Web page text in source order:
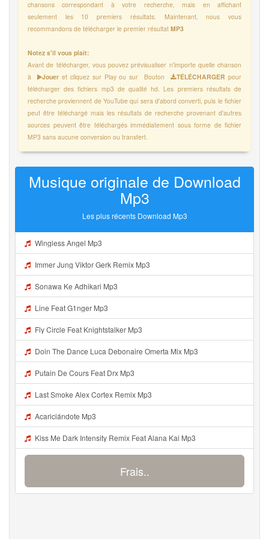
chansons correspondant à votre recherche, mais en affichant
seulement les 10 premiers résultats. Maintenant, nous vous
recommandons de télécharger le premier résultat MP3
Notez s'il vous plaît:
Avant de télécharger, vous pouvez prévisualiser n'importe quelle chanson
à
Jouer et cliquez sur Play ou sur Bouton TÉLÉCHARGERpour
télécharger des fichiers mp3 de qualité hd. Les premiers résultats de
recherche proviennent de YouTube qui sera d'abord converti, puis le fichier
peut être téléchargé mais les résultats de recherche provenant d'autres
sources peuvent être téléchargés immédiatement sous forme de fichier
MP3 sans aucune conversion ou transfert.
Musique originale de Download
Mp3
Les plus récents Download Mp3
Wingless Angel Mp3
Immer Jung Viktor Gerk Remix Mp3
Sonawa Ke Adhikari Mp3
Line Feat G1nger Mp3
Fly Circle Feat Knightstalker Mp3
Doin The Dance Luca Debonaire Omerta Mix Mp3
Putain De Cours Feat Drx Mp3
Last Smoke Alex Cortex Remix Mp3
Acariciándote Mp3
Kiss Me Dark Intensity Remix Feat Alana Kai Mp3
Frais..